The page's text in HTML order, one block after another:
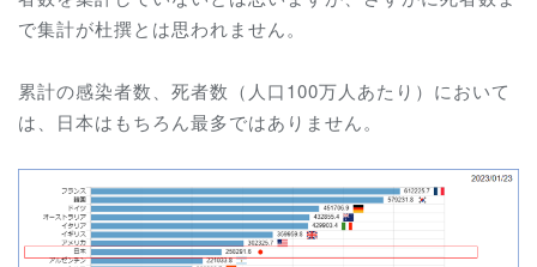
で集計が杜撰とは思われません。
累計の感染者数、死者数（人口100万人あたり）において
は、日本はもちろん最多ではありません。